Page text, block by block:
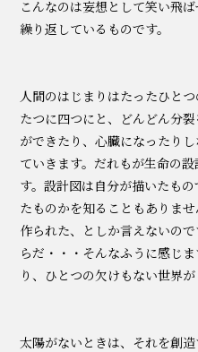
こんなのは妄想として笑い飛
繰り返しているものです。
人間のはじまりはたったひと
たつに四つにと、どんどん分
ができたり、心臓になったり
ていきます。だれもが生命の
す。設計図は自分が描いたも
たものかを知ることもありませ
作られた、としか言えないの
らだ・・・そんなふうに感じ
り、ひとつの欠けもない世界が
太陽がないときは、それを創造